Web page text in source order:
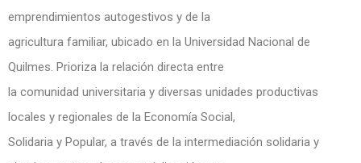
emprendimientos autogestivos y de la
agricultura familiar, ubicado en la Universidad Nacional de
Quilmes. Prioriza la relación directa entre
la comunidad universitaria y diversas unidades productivas
locales y regionales de la Economía Social,
Solidaria y Popular, a través de la intermediación solidaria y